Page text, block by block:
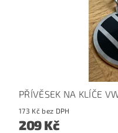
PŘÍVĚSEK NA KLÍČE
173 Kč bez DPH
209 Kč